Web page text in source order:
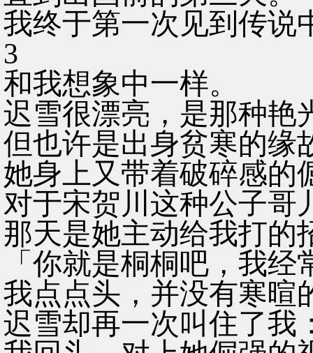
我终于第一次见到传说
3
和我想象中一样。
迟雪很漂亮，是那种艳
但也许是出身贫寒的缘
她身上又带着破碎感的
对于宋贺川这种公子哥
那天是她主动给我打的
「你就是桐桐吧，我
我点点头，并没有寒暄
迟雪却再一次叫住了我